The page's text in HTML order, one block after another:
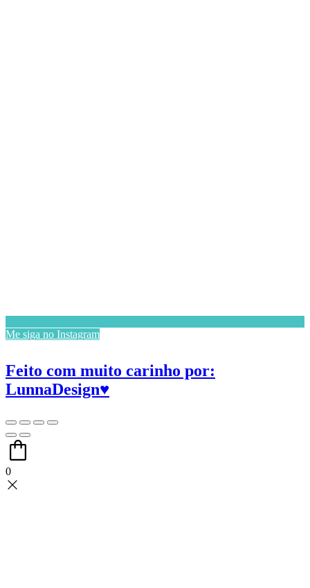
Me siga no Instagram
Feito com muito carinho por:
LunnaDesign♥
0